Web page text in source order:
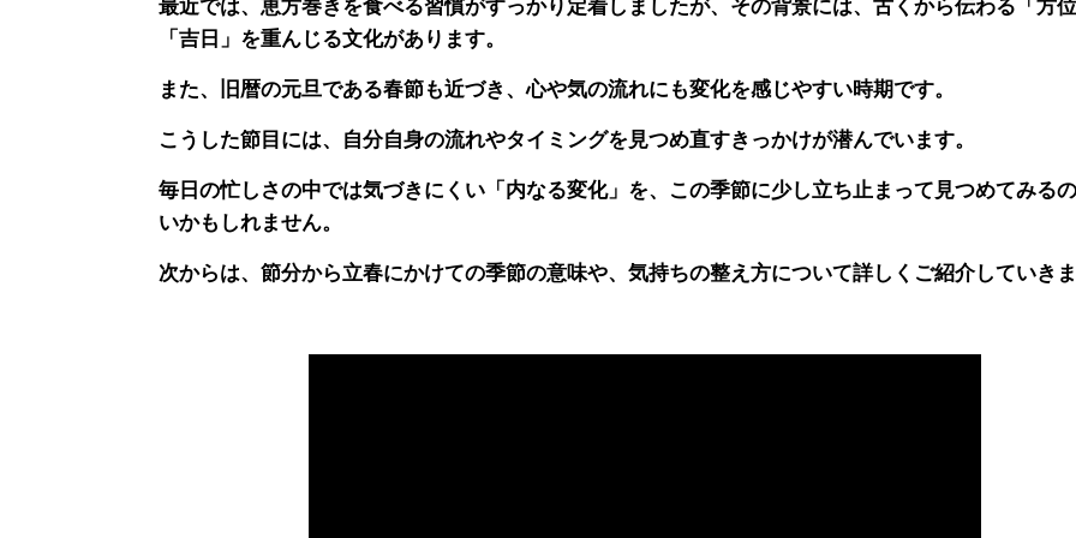
最近では、恵方巻きを食べる習慣がすっかり定着しましたが、その背景には、古くから伝わる「方
「吉日」を重んじる文化があります。
また、旧暦の元旦である春節も近づき、心や気の流れにも変化を感じやすい時期です。
こうした節目には、自分自身の流れやタイミングを見つめ直すきっかけが潜んでいます。
毎日の忙しさの中では気づきにくい「内なる変化」を、この季節に少し立ち止まって見つめてみる
いかもしれません。
次からは、節分から立春にかけての季節の意味や、気持ちの整え方について詳しくご紹介していきま